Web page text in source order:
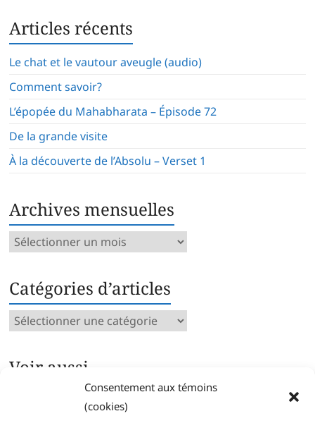
Consentement aux témoins
(cookies)
Articles récents
Le chat et le vautour aveugle (audio)
Comment savoir?
L’épopée du Mahabharata – Épisode 72
De la grande visite
À la découverte de l’Absolu – Verset 1
Archives mensuelles
Archives
Catégories d’articles
Catégories
Voir aussi…
Articles parus par catégorie